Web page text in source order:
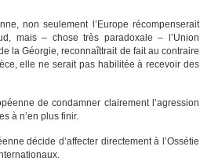
non seulement l’Europe récompenserait
mais – chose très paradoxale – l’Union
la Géorgie, reconnaîttrait de fait au contraire
elle ne serait pas habilitée à recevoir des
de condamner clairement l’agression
à n’en plus finir.
décide d’affecter directement à l’Ossétie